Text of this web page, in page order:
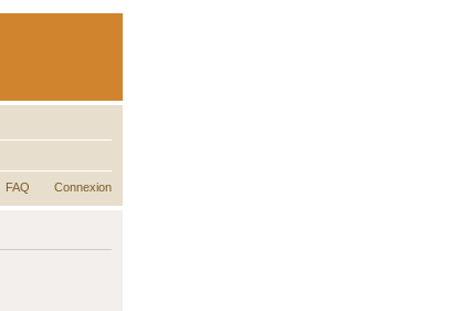
FAQ Connexion